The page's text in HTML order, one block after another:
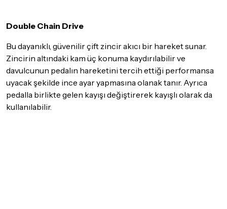
iade/değişim şartlarını kontrol ettiğinizden emin olun.
Detaylar için
tıklayınız
Double Chain Drive
Bu dayanıklı, güvenilir çift zincir akıcı bir hareket sunar.
Zincirin altındaki kam üç konuma kaydırılabilir ve
davulcunun pedalın hareketini tercih ettiği performansa
uyacak şekilde ince ayar yapmasına olanak tanır. Ayrıca
pedalla birlikte gelen kayışı değiştirerek kayışlı olarak da
kullanılabilir.